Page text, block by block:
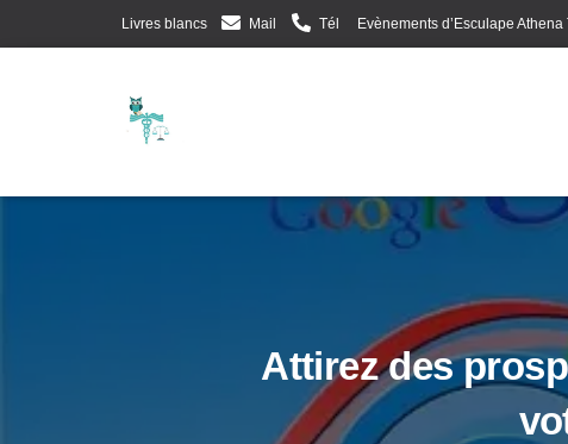
Livres blancs Mail Tél Evènements d’Esculape
Attirez des